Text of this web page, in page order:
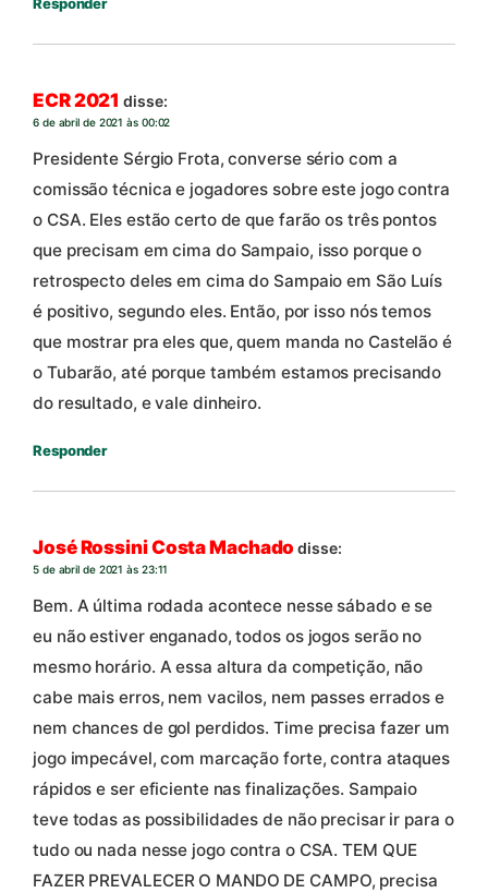
ECR 2021 disse:
6 de abril de 2021 às 00:02
Presidente Sérgio Frota, converse sério com a
comissão técnica e jogadores sobre este jogo contra
o CSA. Eles estão certo de que farão os três pontos
que precisam em cima do Sampaio, isso porque o
retrospecto deles em cima do Sampaio em São Luís
é positivo, segundo eles. Então, por isso nós temos
que mostrar pra eles que, quem manda no Castelão é
o Tubarão, até porque também estamos precisando
do resultado, e vale dinheiro.
Responder
José Rossini Costa Machado disse:
5 de abril de 2021 às 23:11
Bem. A última rodada acontece nesse sábado e se
eu não estiver enganado, todos os jogos serão no
mesmo horário. A essa altura da competição, não
cabe mais erros, nem vacilos, nem passes errados e
nem chances de gol perdidos. Time precisa fazer um
jogo impecável, com marcação forte, contra ataques
rápidos e ser eficiente nas finalizações. Sampaio
teve todas as possibilidades de não precisar ir para o
tudo ou nada nesse jogo contra o CSA. TEM QUE
FAZER PREVALECER O MANDO DE CAMPO, precisa